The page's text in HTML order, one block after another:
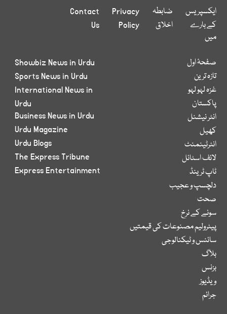
ایکسپریس
کے بارے
میں
ضابطہ
اخلاق
Privacy
Policy
Contact
Us
صفحۂ اول
تازہ ترین
غزہ لہو لہو
پاکستان
انٹر نیشنل
کھیل
انٹرٹینمنٹ
لائف اسٹائل
ٹاپ ٹرینڈ
دلچسپ و عجیب
صحت
سونے کے نرخ
پیٹرولیم مصنوعات کی قیمتیں
سائنس و ٹیکنالوجی
بلاگ
بزنس
ویڈیوز
جرائم
Showbiz News in Urdu
Sports News in Urdu
International News in
Urdu
Business News in Urdu
Urdu Magazine
Urdu Blogs
The Express Tribune
Express Entertainment